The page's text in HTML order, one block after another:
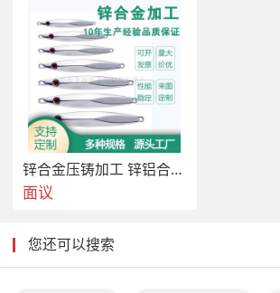
锌合金压铸加工 锌铝合金压铸精密铸造来图定制
面议
您还可以搜索